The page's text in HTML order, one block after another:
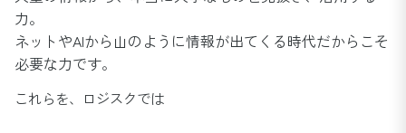
力。
ネットやAIから山のように情報が出てくる時代だからこそ
必要な力です。
これらを、ロジスクでは